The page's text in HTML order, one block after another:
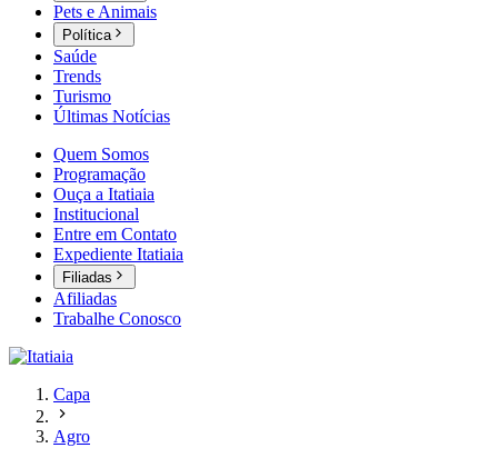
Pets e Animais
Política
Saúde
Trends
Turismo
Últimas Notícias
Quem Somos
Programação
Ouça a Itatiaia
Institucional
Entre em Contato
Expediente Itatiaia
Filiadas
Afiliadas
Trabalhe Conosco
Capa
Agro